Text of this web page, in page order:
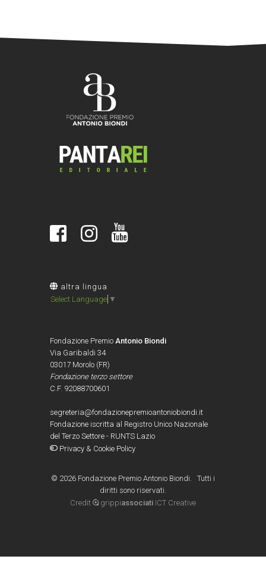
altra lingua
Select Language ▼
Fondazione Premio Antonio Biondi
Via Garibaldi 34
03017 Morolo (FR)
Fondazione terzo settore
C.F. 92088700601
segreteria@fondazionepremioantoniobiondi.it
Fondazione iscritta al Registro Unico Nazionale
del Terzo Settore - RUNTS Lazio
Privacy & Cookie Policy
© 2026 Fondazione Premio Antonio Biondi. Tutti i
diritti sono riservati.
Credit
grippiassociati ICT Creative